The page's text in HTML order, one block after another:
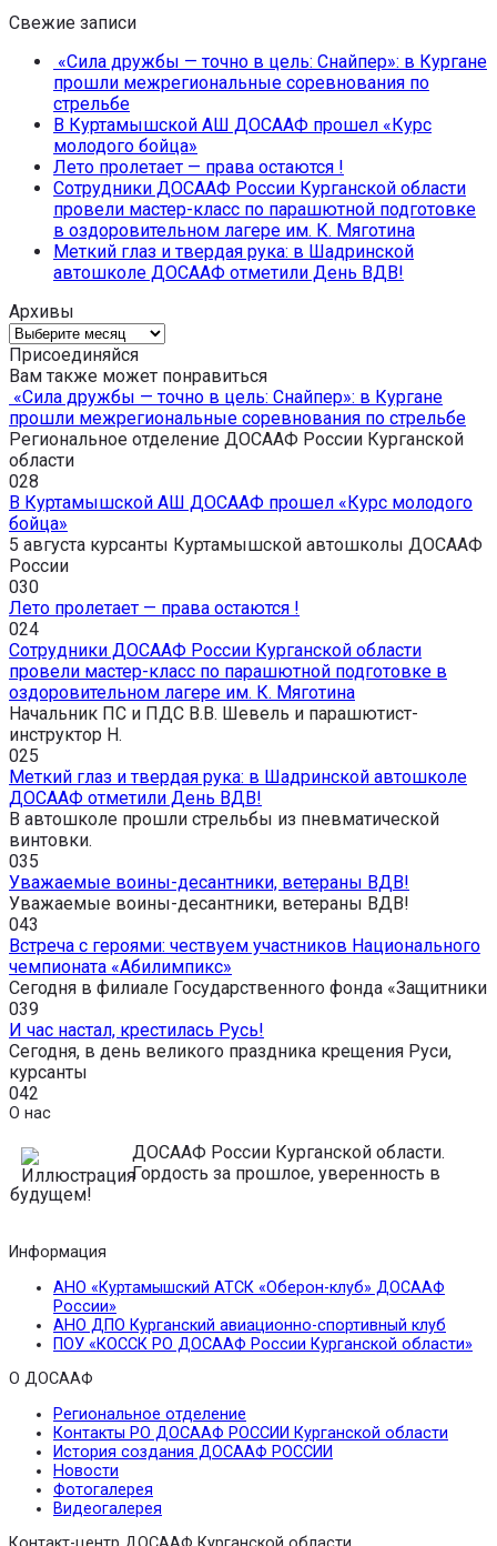
Свежие записи
«Сила дружбы — точно в цель: Снайпер»: в Кургане
прошли межрегиональные соревнования по
стрельбе
В Куртамышской АШ ДОСААФ прошел «Курс
молодого бойца»
Лето пролетает — права остаются !
Сотрудники ДОСААФ России Курганской области
провели мастер-класс по парашютной подготовке
в оздоровительном лагере им. К. Мяготина
Меткий глаз и твердая рука: в Шадринской
автошколе ДОСААФ отметили День ВДВ!
Архивы
Архивы
Присоединяйся
Вам также может понравиться
«Сила дружбы — точно в цель: Снайпер»: в Кургане
прошли межрегиональные соревнования по стрельбе
Региональное отделение ДОСААФ России Курганской
области
028
В Куртамышской АШ ДОСААФ прошел «Курс молодого
бойца»
5 августа курсанты Куртамышской автошколы ДОСААФ
России
030
Лето пролетает — права остаются !
024
Сотрудники ДОСААФ России Курганской области
провели мастер-класс по парашютной подготовке в
оздоровительном лагере им. К. Мяготина
Начальник ПС и ПДС В.В. Шевель и парашютист-
инструктор Н.
025
Меткий глаз и твердая рука: в Шадринской автошколе
ДОСААФ отметили День ВДВ!
В автошколе прошли стрельбы из пневматической
винтовки.
035
Уважаемые воины-десантники, ветераны ВДВ!
Уважаемые воины-десантники, ветераны ВДВ!
043
Встреча с героями: чествуем участников Национального
чемпионата «Абилимпикс»
Сегодня в филиале Государственного фонда «Защитники
039
И час настал, крестилась Русь!
Сегодня, в день великого праздника крещения Руси,
курсанты
042
О нас
ДОСААФ России Курганской области.
Гордость за прошлое, уверенность в
будущем!
Информация
АНО «Куртамышский АТСК «Оберон-клуб» ДОСААФ
России»
АНО ДПО Курганский авиационно-спортивный клуб
ПОУ «КОССК РО ДОСААФ России Курганской области»
О ДОСААФ
Региональное отделение
Контакты РО ДОСААФ РОССИИ Курганской области
История создания ДОСААФ РОССИИ
Новости
Фотогалерея
Видеогалерея